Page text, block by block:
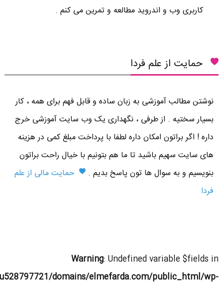
کاربری وب و اندروید مطالعه و تمرین می کنم .
حمایت از علم فردا
نوشتن مطالب آموزشی به زبان ساده و قابل فهم برای همه ، کار
بسیار سختیه . از طرفی ، نگهداری یک وب سایت آموزشی خرج
داره ! اگر براتون امکان داره لطفا با پرداخت مبلغ کمی در هزینه
های سایت سهیم باشید تا ما هم بتونیم با خیال راحت براتون
بنویسیم و به سوال ها تون پاسخ بدیم .
حمایت مالی از علم
فردا
Warning: Undefined variable $fields in
domains/elmefarda.com/public_html/wp-